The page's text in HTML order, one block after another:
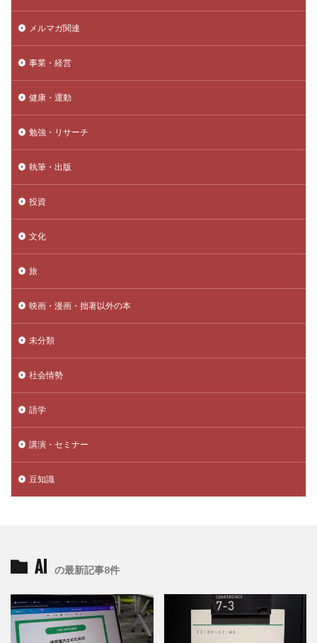
メルマガ関連
事業・経営
健康・運動
勉強・リサーチ
執筆・出版
投資
文化
旅
映画・漫画・拙著以外の本
未分類
社会情勢
語学
講演・セミナー
豆知識
AI の最新記事8件